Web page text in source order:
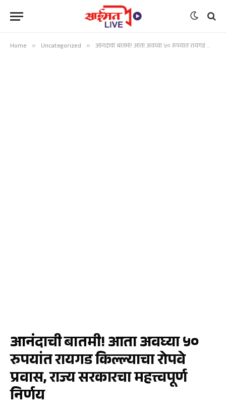
Home » Uncategorized » आनंदाची बातमी! आता अवघ्या ५० रुपयांत रायगड किल्ल्याचा रोपवे प्रवास, राज्य सरकारचा महत्त्वपूर्ण निर्णय
आनंदाची बातमी! आता अवघ्या ५०
रुपयांत रायगड किल्ल्याचा रोपवे
प्रवास, राज्य सरकारचा महत्त्वपूर्ण
निर्णय